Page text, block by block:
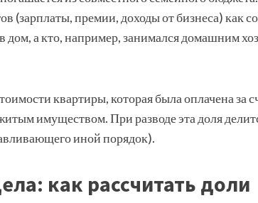
(зарплаты, премии, доходы от бизнеса) как
дом, а кто, например, занимался домашним
квартиры, которая была оплачена за
имуществом. При разводе эта доля
иной порядок).
как рассчитать доли